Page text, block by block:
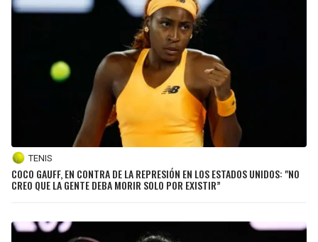
TENIS
COCO GAUFF, EN CONTRA DE LA REPRESIÓN EN LOS ESTADOS UNIDOS: "NO
CREO QUE LA GENTE DEBA MORIR SOLO POR EXISTIR”